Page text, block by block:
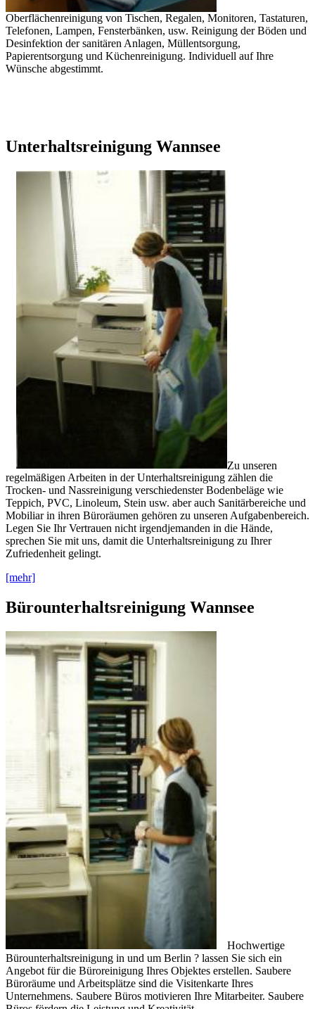
Oberflächenreinigung von Tischen, Regalen, Monitoren, Tastaturen,
Telefonen, Lampen, Fensterbänken, usw. Reinigung der Böden und
Desinfektion der sanitären Anlagen, Müllentsorgung,
Papierentsorgung und Küchenreinigung. Individuell auf Ihre
Wünsche abgestimmt.
Unterhaltsreinigung Wannsee
Zu unseren
regelmäßigen Arbeiten in der Unterhaltsreinigung zählen die
Trocken- und Nassreinigung verschiedenster Bodenbeläge wie
Teppich, PVC, Linoleum, Stein usw. aber auch Sanitärbereiche und
Mobiliar in ihren Büroräumen gehören zu unseren Aufgabenbereich.
Legen Sie Ihr Vertrauen nicht irgendjemanden in die Hände,
sprechen Sie mit uns, damit die Unterhaltsreinigung zu Ihrer
Zufriedenheit gelingt.
[mehr]
Bürounterhaltsreinigung Wannsee
Hochwertige
Bürounterhaltsreinigung in und um Berlin ? lassen Sie sich ein
Angebot für die Büroreinigung Ihres Objektes erstellen. Saubere
Büroräume und Arbeitsplätze sind die Visitenkarte Ihres
Unternehmens. Saubere Büros motivieren Ihre Mitarbeiter. Saubere